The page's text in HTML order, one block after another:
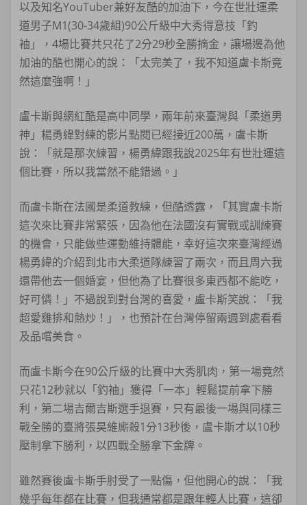
以及知名YouTuber兼好友酷的加油下，今在世壯運柔
道男子M1(30-34歲組)90公斤級中大秀得意技「釣
袖」，4場比賽共只花了2分29秒全勝摘金，讓場邊為他
加油的酷也開心的說：「太完美了，我不知道盧卡斯竟
然這麼強啊！」
盧卡斯與網紅酷是高中同學，兩年前來臺灣與「柔道男
神」楊勇緯對練的影片點閱已經接近200萬，盧卡斯
說：「就是那次練習，楊勇緯跟我說2025年有世壯運這
個比賽，所以我當然不能錯過。」
而盧卡斯在法國是柔道教練，但酷透露，「其實盧卡斯
這次來比賽非常緊張，因為他在法國沒有實戰或訓練賽
的機會，只能做些運動維持體能，幸好這次來臺灣經過
楊勇緯的介紹到北市大柔道隊練習了兩次，而且周六我
還帶他去一個婚宴，但他為了比賽很多東西都不能吃，
好可憐！」不過說到對台灣的喜愛，盧卡斯笑說：「我
超愛雞排和熱炒！」，也預計在台灣停留兩週到處看看
及品嚐美食。
而盧卡斯今在90公斤級的比賽中大秀肌肉，第一場竟然
只花12秒就以「釣袖」獲得「一本」輕鬆提前拿下勝
利，第二場吉爾吉斯選手退賽，只有最後一場與同樣三
戰全勝的臺將張昊維廝殺1分13秒後，盧卡斯才以10秒
壓制拿下勝利，以四戰全勝拿下金牌。
雖然賽後盧卡斯手肘受了一點傷，但他開心的說：「我
幾乎每年都在比賽，但我通常都是跟年輕人比賽，這卻